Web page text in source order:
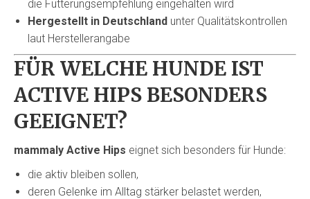
die Fütterungsempfehlung eingehalten wird
Hergestellt in Deutschland unter Qualitätskontrollen
laut Herstellerangabe
FÜR WELCHE HUNDE IST
ACTIVE HIPS BESONDERS
GEEIGNET?
mammaly Active Hips eignet sich besonders für Hunde:
die aktiv bleiben sollen,
deren Gelenke im Alltag stärker belastet werden,